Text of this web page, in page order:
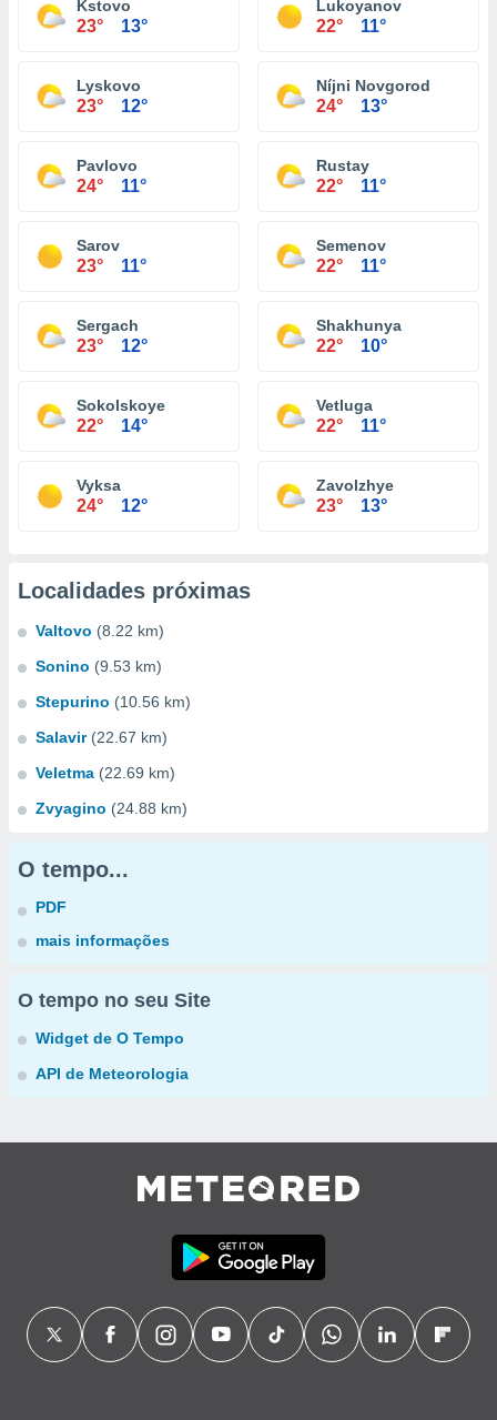
Kstovo
23° 13°
Lukoyanov
22° 11°
Lyskovo
23° 12°
Níjni Novgorod
24° 13°
Pavlovo
24° 11°
Rustay
22° 11°
Sarov
23° 11°
Semenov
22° 11°
Sergach
23° 12°
Shakhunya
22° 10°
Sokolskoye
22° 14°
Vetluga
22° 11°
Vyksa
24° 12°
Zavolzhye
23° 13°
Localidades próximas
Valtovo (8.22 km)
Sonino (9.53 km)
Stepurino (10.56 km)
Salavir (22.67 km)
Veletma (22.69 km)
Zvyagino (24.88 km)
O tempo...
PDF
mais informações
O tempo no seu Site
Widget de O Tempo
API de Meteorologia